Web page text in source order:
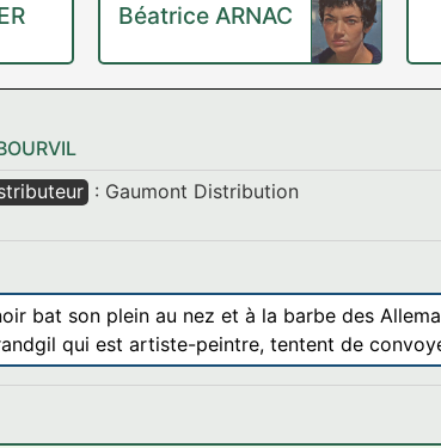
Béatrice ARNAC
: Gaumont Distribution
bat son plein au nez et à la barbe des
qui est artiste-peintre, tentent de